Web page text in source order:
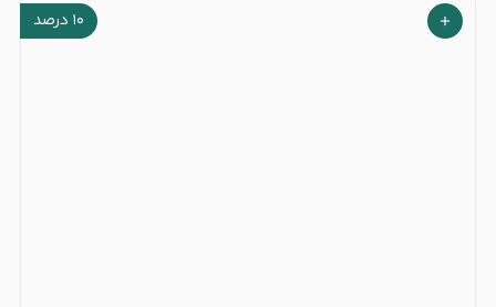
۱۰ درصد